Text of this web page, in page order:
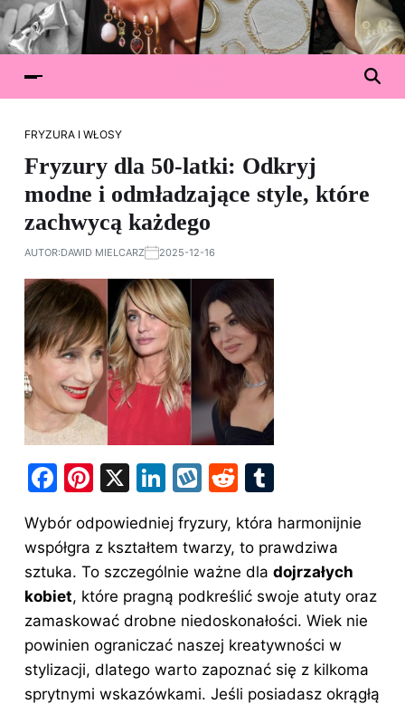
FRYZURA I WŁOSY
Fryzury dla 50-latki: Odkryj
modne i odmładzające style, które
zachwycą każdego
AUTOR:DAWID MIELCARZ 2025-12-16
F
a
c
e
b
o
o
k
Pi
er
e
st
X
Li
k
e
dI
n
W
k
o
p
R
d
di
t
m
bl
r
Wybór odpowiedniej fryzury, która harmonijnie
współgra z kształtem twarzy, to prawdziwa
sztuka. To szczególnie ważne dla dojrzałych
kobiet, które pragną podkreślić swoje atuty oraz
zamaskować drobne niedoskonałości. Wiek nie
powinien ograniczać naszej kreatywności w
stylizacji, dlatego warto zapoznać się z kilkoma
sprytnymi wskazówkami. Jeśli posiadasz okrągłą